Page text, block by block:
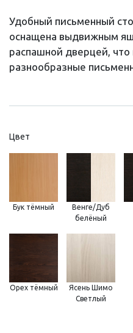
Удобный письменный
оснащена выдвижным
распашной дверцей, что
разнообразные
Цвет
Бук тёмный
Венге/Дуб
белёный
Орех тёмный
Ясень Шимо
Светлый